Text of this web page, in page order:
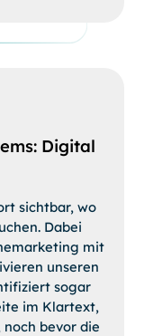
Digital
sichtbar, wo
Dabei
mit
unseren
sogar
im Klartext,
bevor die